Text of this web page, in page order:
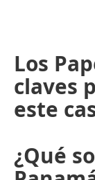
Los
claves
este
¿Qué